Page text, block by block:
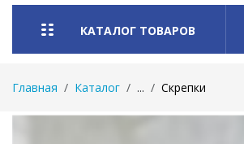
КАТАЛОГ ТОВАРОВ
Главная Каталог ... Скрепки